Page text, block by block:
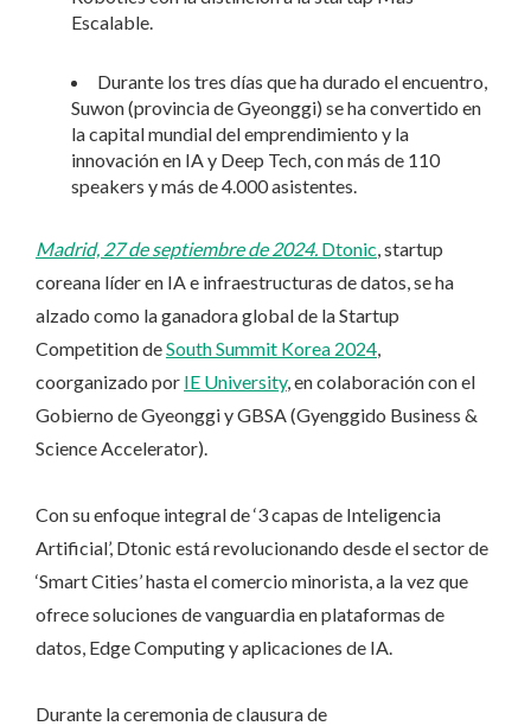
Escalable.
Durante los tres días que ha durado el encuentro,
Suwon (provincia de Gyeonggi) se ha convertido en
la capital mundial del emprendimiento y la
innovación en IA y Deep Tech, con más de 110
speakers y más de 4.000 asistentes.
Madrid, 27 de septiembre de 2024. Dtonic , startup
coreana líder en IA e infraestructuras de datos, se ha
alzado como la ganadora global de la Startup
Competition deSouth Summit Korea 2024
coorganizado por IE University, en colaboración con el
Gobierno de Gyeonggi y GBSA (Gyenggido Business &
Science Accelerator).
Con su enfoque integral de ‘3 capas de Inteligencia
Artificial’, Dtonic está revolucionando desde el sector de
‘Smart Cities’ hasta el comercio minorista, a la vez que
ofrece soluciones de vanguardia en plataformas de
datos, Edge Computing y aplicaciones de IA.
Durante la ceremonia de clausura de